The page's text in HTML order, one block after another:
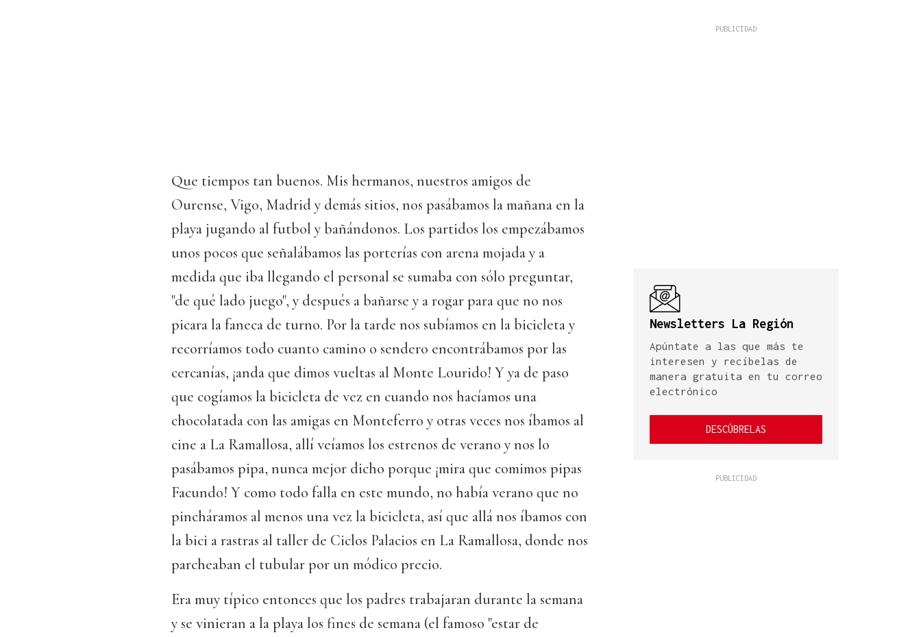
Que tiempos tan buenos. Mis hermanos, nuestros amigos de
Ourense, Vigo, Madrid y demás sitios, nos pasábamos la mañana en la
playa jugando al futbol y bañándonos. Los partidos los empezábamos
unos pocos que señalábamos las porterías con arena mojada y a
medida que iba llegando el personal se sumaba con sólo preguntar,
"de qué lado juego", y después a bañarse y a rogar para que no nos
picara la faneca de turno. Por la tarde nos subíamos en la bicicleta y
recorríamos todo cuanto camino o sendero encontrábamos por las
cercanías, ¡anda que dimos vueltas al Monte Lourido! Y ya de paso
que cogíamos la bicicleta de vez en cuando nos hacíamos una
chocolatada con las amigas en Monteferro y otras veces nos íbamos al
cine a La Ramallosa, allí veíamos los estrenos de verano y nos lo
pasábamos pipa, nunca mejor dicho porque ¡mira que comimos pipas
Facundo! Y como todo falla en este mundo, no había verano que no
pincháramos al menos una vez la bicicleta, así que allá nos íbamos con
la bici a rastras al taller de Ciclos Palacios en La Ramallosa, donde nos
parcheaban el tubular por un módico precio.
Era muy típico entonces que los padres trabajaran durante la semana
y se vinieran a la playa los fines de semana (el famoso "estar de
Newsletters La Región
Apúntate a las que más te
interesen y recíbelas de
manera gratuita en tu correo
electrónico
DESCÚBRELAS